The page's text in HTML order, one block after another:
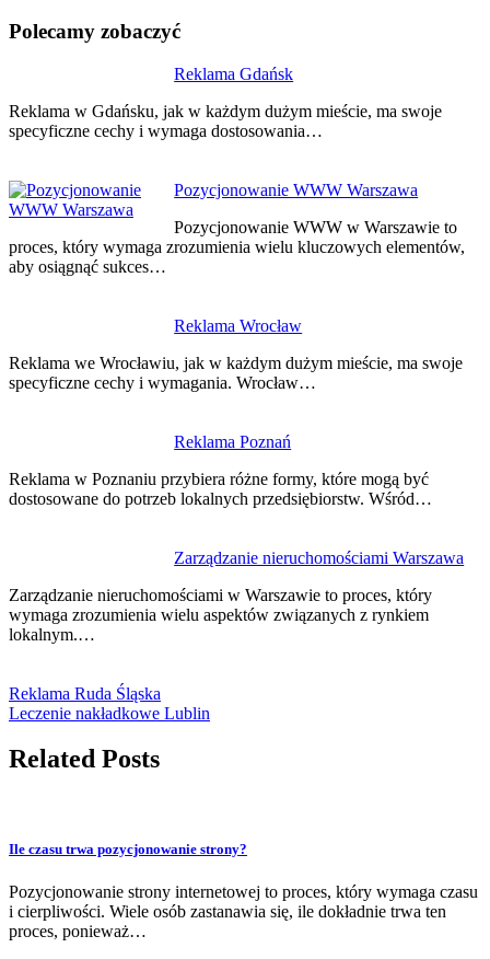
Polecamy zobaczyć
Reklama Gdańsk
Reklama w Gdańsku, jak w każdym dużym mieście, ma swoje
specyficzne cechy i wymaga dostosowania…
Pozycjonowanie WWW Warszawa
Pozycjonowanie WWW w Warszawie to
proces, który wymaga zrozumienia wielu kluczowych elementów,
aby osiągnąć sukces…
Reklama Wrocław
Reklama we Wrocławiu, jak w każdym dużym mieście, ma swoje
specyficzne cechy i wymagania. Wrocław…
Reklama Poznań
Reklama w Poznaniu przybiera różne formy, które mogą być
dostosowane do potrzeb lokalnych przedsiębiorstw. Wśród…
Zarządzanie nieruchomościami Warszawa
Zarządzanie nieruchomościami w Warszawie to proces, który
wymaga zrozumienia wielu aspektów związanych z rynkiem
lokalnym.…
wpisu
Reklama Ruda Śląska
Leczenie nakładkowe Lublin
Related Posts
Ile czasu trwa pozycjonowanie strony?
Pozycjonowanie strony internetowej to proces, który wymaga czasu
i cierpliwości. Wiele osób zastanawia się, ile dokładnie trwa ten
proces, ponieważ…